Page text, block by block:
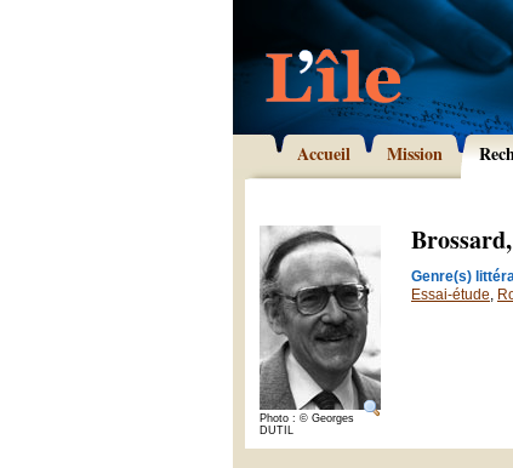
Accueil Mission
Photo : © Georges
DUTIL
Genre(s)
Essai-étude,